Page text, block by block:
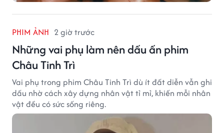
PHIM ẢNH 2 giờ trước
Những vai phụ làm nên dấu ấn phim
Châu Tinh Trì
Vai phụ trong phim Châu Tinh Trì dù ít đất diễn vẫn ghi
dấu nhờ cách xây dựng nhân vật tỉ mỉ, khiến mỗi nhân
vật đều có sức sống riêng.